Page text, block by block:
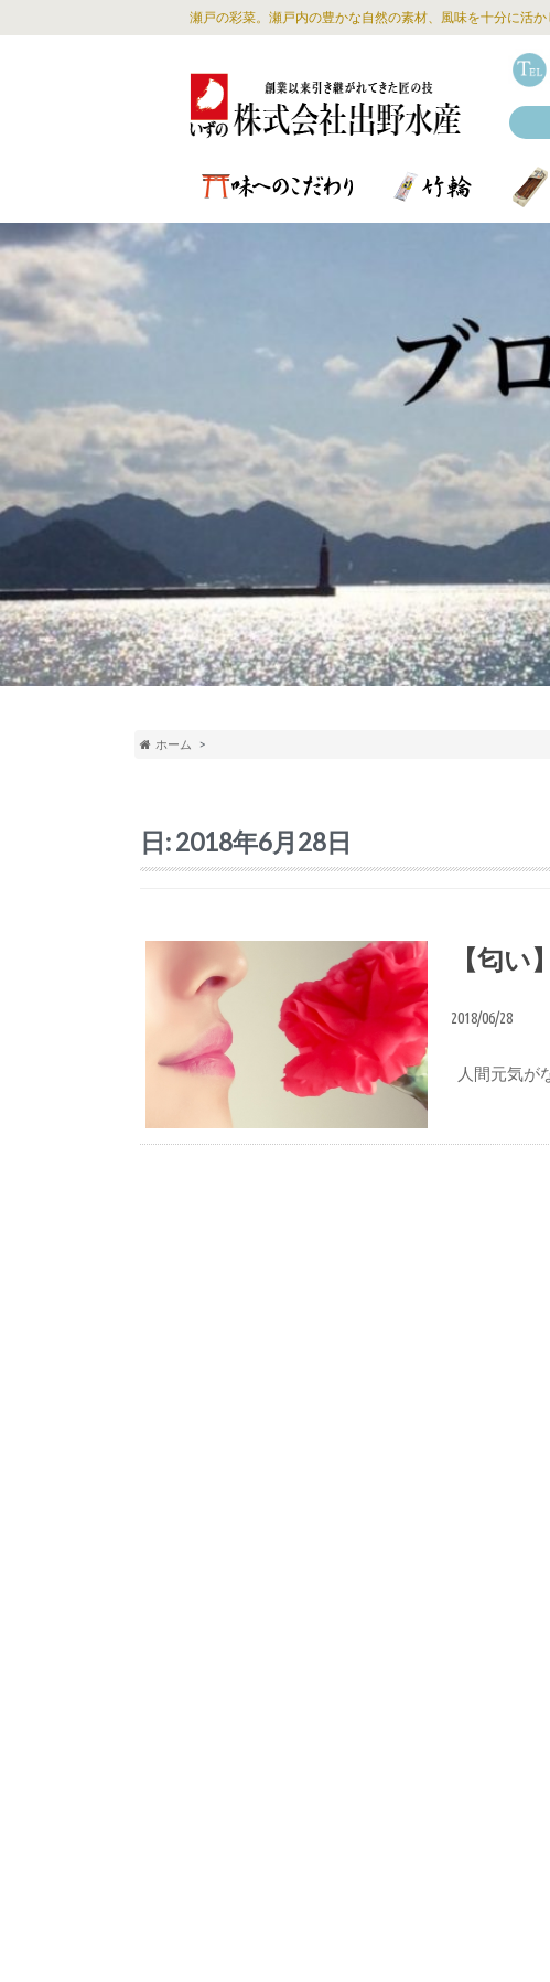
瀬戸の彩菜。瀬戸内の豊かな自然の素材、風味を十分に活か
ホーム
日:2018年6月28日
【匂
2018/06/28
人間元気が